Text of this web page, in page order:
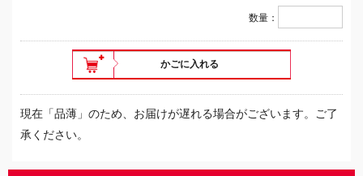
数量：
かごに入れる
現在「品薄」のため、お届けが遅れる場合がございます。ご了
承ください。